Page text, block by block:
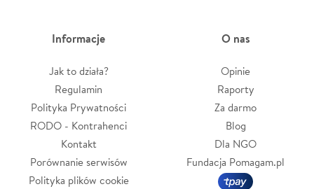
Informacje
Jak to działa?
Regulamin
Polityka Prywatności
RODO - Kontrahenci
Kontakt
Porównanie serwisów
Polityka plików cookie
O nas
Opinie
Raporty
Za darmo
Blog
Dla NGO
Fundacja Pomagam.pl